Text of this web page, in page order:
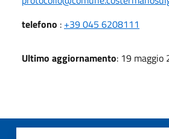
telefono : +39 045 6208111
Ultimo aggiornamento: 19 maggio